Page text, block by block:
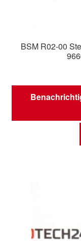
BSM R02-00